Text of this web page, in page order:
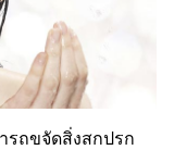
รถขจัดสิ่งสกปรก